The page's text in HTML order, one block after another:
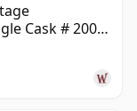
Cask # 2007